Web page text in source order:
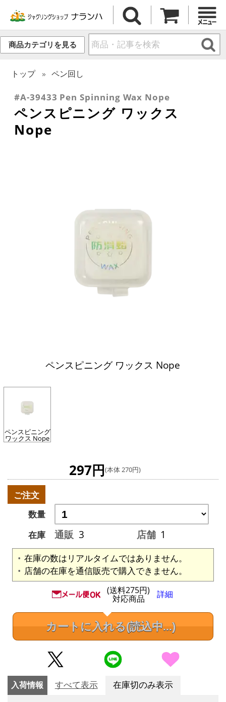
商品カテゴリを見る
トップ ペン回し
#A-39433 Pen Spinning Wax Nope
ペンスピニング ワックス
Nope
ペンスピニング ワックス Nope
ペンスピニング
ワックス Nope
297円(本体 270円)
ご注文
数量
在庫
通販 3 店舗 1
在庫の数はリアルタイムではありません。
店舗の在庫を通信販売で購入できません。
(送料275円)
対応商品 詳細
カートに入れる(読込中...)
入荷情報 すべて表示 在庫切のみ表示